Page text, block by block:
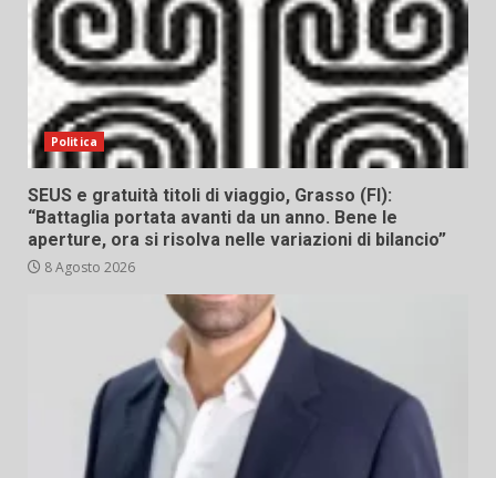
Politica
SEUS e gratuità titoli di viaggio, Grasso (FI):
“Battaglia portata avanti da un anno. Bene le
aperture, ora si risolva nelle variazioni di bilancio”
8 Agosto 2026